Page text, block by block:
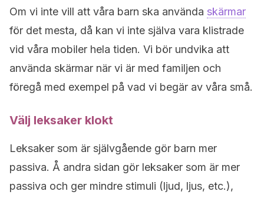
Om vi inte vill att våra barn ska använda skärmar
för det mesta, då kan vi inte själva vara klistrade
vid våra mobiler hela tiden. Vi bör undvika att
använda skärmar när vi är med familjen och
föregå med exempel på vad vi begär av våra små.
Välj leksaker klokt
Leksaker som är självgående gör barn mer
passiva. Å andra sidan gör leksaker som är mer
passiva och ger mindre stimuli (ljud, ljus, etc.),